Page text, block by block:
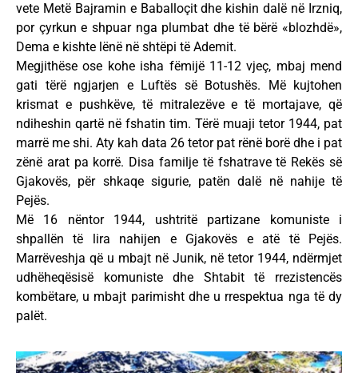
vete Metë Bajramin e Baballoçit dhe kishin dalë në Irzniq,
por çyrkun e shpuar nga plumbat dhe të bërë «blozhdë»,
Dema e kishte lënë në shtëpi të Ademit.
Megjithëse ose kohe isha fëmijë 11-12 vjeç, mbaj mend
gati tërë ngjarjen e Luftës së Botushës. Më kujtohen
krismat e pushkëve, të mitralezëve e të mortajave, që
ndiheshin qartë në fshatin tim. Tërë muaji tetor 1944, pat
marrë me shi. Aty kah data 26 tetor pat rënë borë dhe i pat
zënë arat pa korrë. Disa familje të fshatrave të Rekës së
Gjakovës, për shkaqe sigurie, patën dalë në nahije të
Pejës.
Më 16 nëntor 1944, ushtritë partizane komuniste i
shpallën të lira nahijen e Gjakovës e atë të Pejës.
Marrëveshja që u mbajt në Junik, në tetor 1944, ndërmjet
udhëheqësisë komuniste dhe Shtabit të rrezistencës
kombëtare, u mbajt parimisht dhe u rrespektua nga të dy
palët.